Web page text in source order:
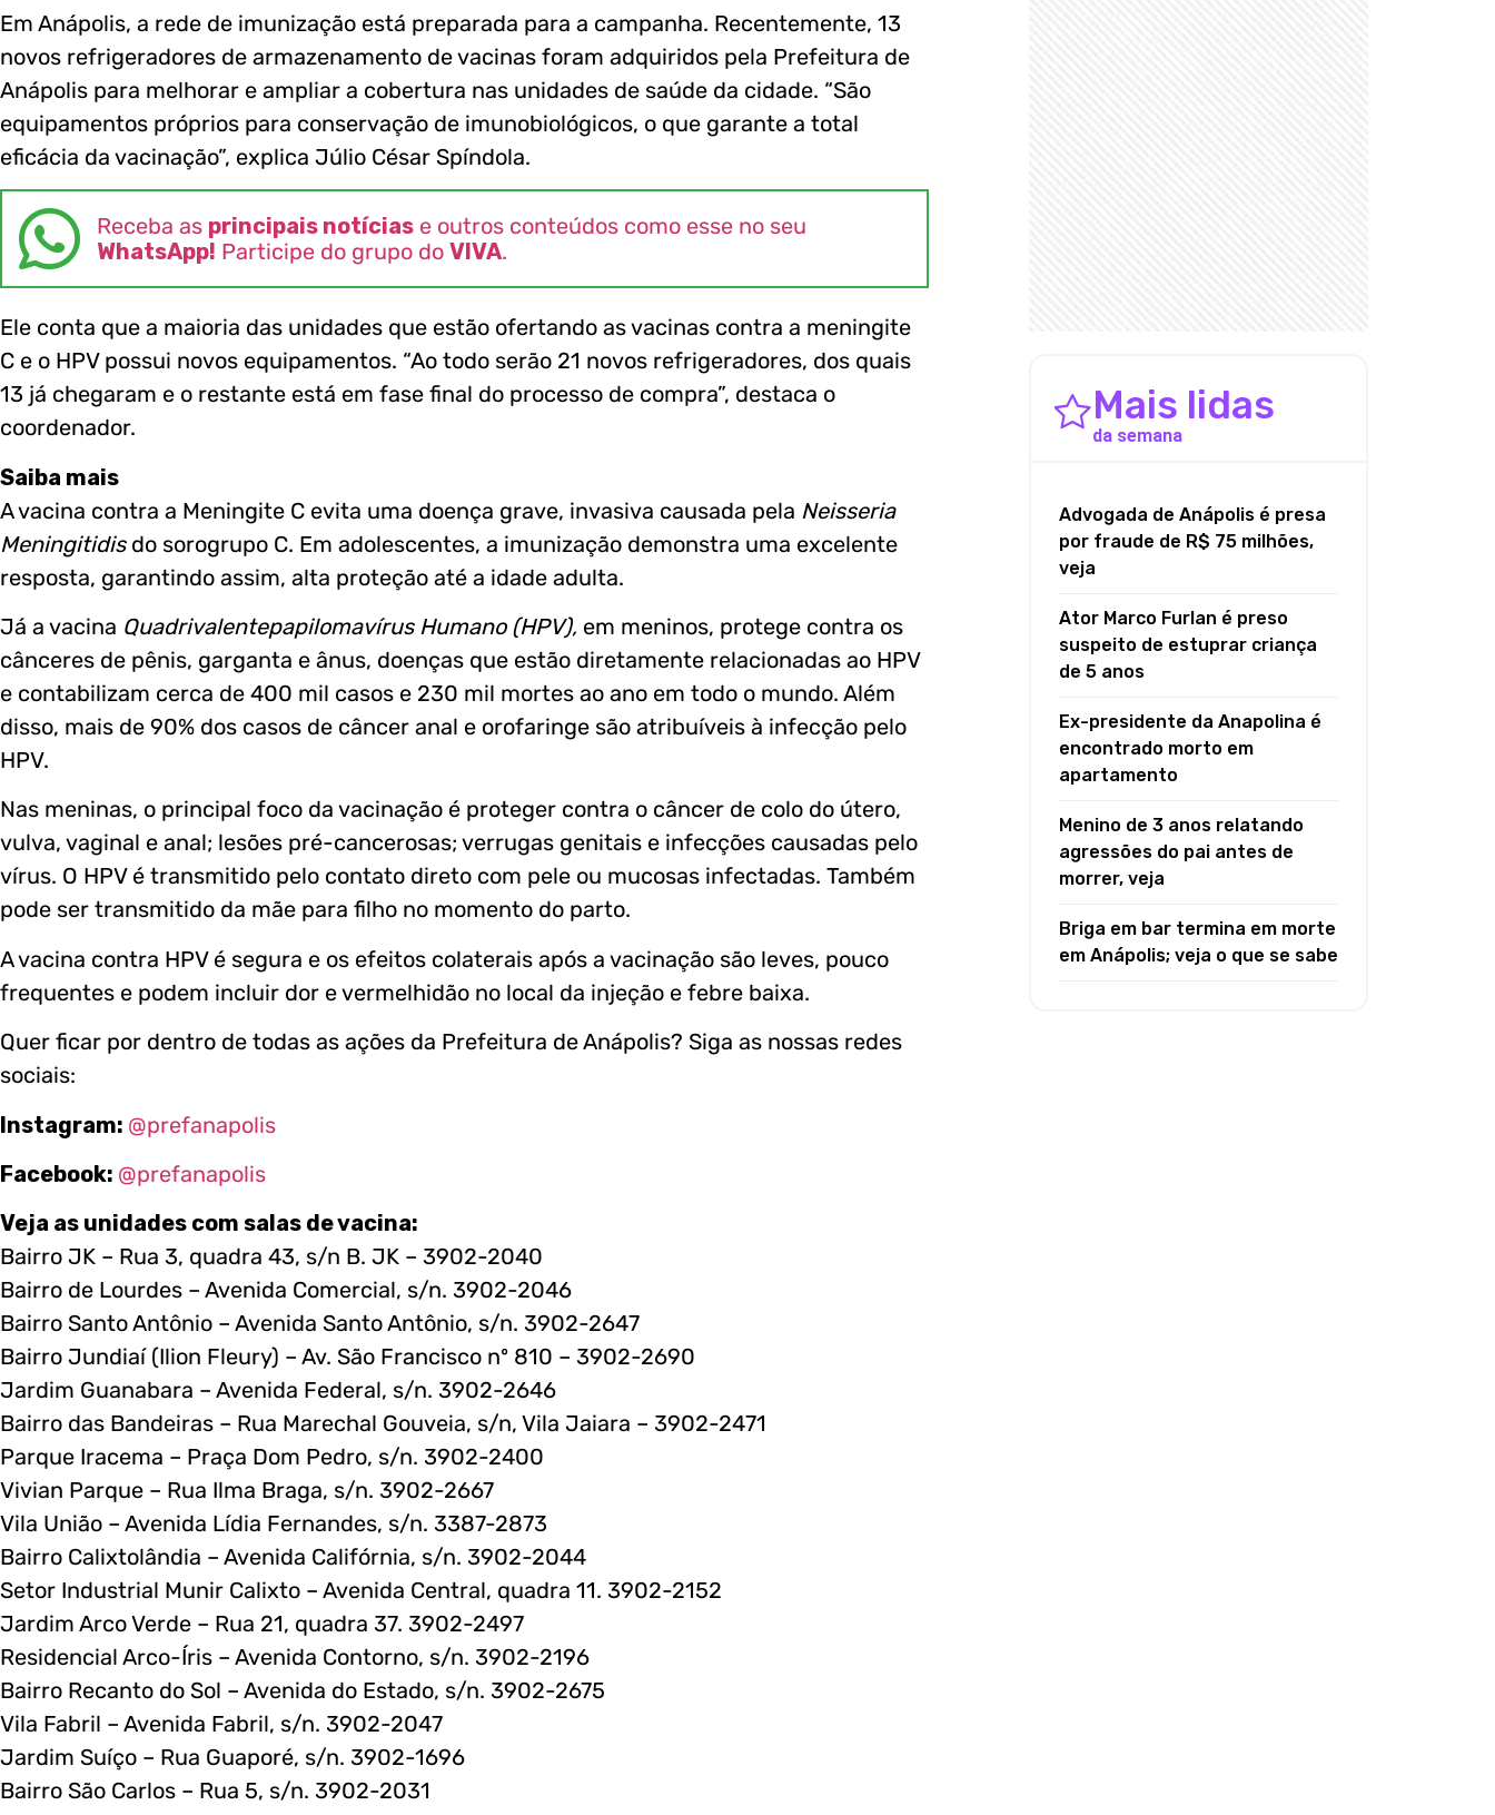
Em Anápolis, a rede de imunização está preparada para a campanha. Recentemente, 13
novos refrigeradores de armazenamento de vacinas foram adquiridos pela Prefeitura de
Anápolis para melhorar e ampliar a cobertura nas unidades de saúde da cidade. “São
equipamentos próprios para conservação de imunobiológicos, o que garante a total
eficácia da vacinação”, explica Júlio César Spíndola.
Receba as principais notícias e outros conteúdos como esse no seu
WhatsApp! Participe do grupo do VIVA.
Ele conta que a maioria das unidades que estão ofertando as vacinas contra a meningite
C e o HPV possui novos equipamentos. “Ao todo serão 21 novos refrigeradores, dos quais
13 já chegaram e o restante está em fase final do processo de compra”, destaca o
coordenador.
Saiba mais
A vacina contra a Meningite C evita uma doença grave, invasiva causada pela Neisseria
Meningitidisdo sorogrupo C. Em adolescentes, a imunização demonstra uma excelente
resposta, garantindo assim, alta proteção até a idade adulta.
Já a vacina Quadrivalentepapilomavírus Humano (HPV), em meninos, protege contra os
cânceres de pênis, garganta e ânus, doenças que estão diretamente relacionadas ao HPV
e contabilizam cerca de 400 mil casos e 230 mil mortes ao ano em todo o mundo. Além
disso, mais de 90% dos casos de câncer anal e orofaringe são atribuíveis à infecção pelo
HPV.
Nas meninas, o principal foco da vacinação é proteger contra o câncer de colo do útero,
vulva, vaginal e anal; lesões pré-cancerosas; verrugas genitais e infecções causadas pelo
vírus. O HPV é transmitido pelo contato direto com pele ou mucosas infectadas. Também
pode ser transmitido da mãe para filho no momento do parto.
A vacina contra HPV é segura e os efeitos colaterais após a vacinação são leves, pouco
frequentes e podem incluir dor e vermelhidão no local da injeção e febre baixa.
Quer ficar por dentro de todas as ações da Prefeitura de Anápolis? Siga as nossas redes
sociais:
Instagram: @prefanapolis
Facebook: @prefanapolis
Veja as unidades com salas de vacina:
Bairro JK – Rua 3, quadra 43, s/n B. JK – 3902-2040
Bairro de Lourdes – Avenida Comercial, s/n. 3902-2046
Bairro Santo Antônio – Avenida Santo Antônio, s/n. 3902-2647
Bairro Jundiaí (Ilion Fleury) – Av. São Francisco nº 810 – 3902-2690
Jardim Guanabara – Avenida Federal, s/n. 3902-2646
Bairro das Bandeiras – Rua Marechal Gouveia, s/n, Vila Jaiara – 3902-2471
Parque Iracema – Praça Dom Pedro, s/n. 3902-2400
Vivian Parque – Rua Ilma Braga, s/n. 3902-2667
Vila União – Avenida Lídia Fernandes, s/n. 3387-2873
Bairro Calixtolândia – Avenida Califórnia, s/n. 3902-2044
Setor Industrial Munir Calixto – Avenida Central, quadra 11. 3902-2152
Jardim Arco Verde – Rua 21, quadra 37. 3902-2497
Residencial Arco-Íris – Avenida Contorno, s/n. 3902-2196
Bairro Recanto do Sol – Avenida do Estado, s/n. 3902-2675
Vila Fabril – Avenida Fabril, s/n. 3902-2047
Jardim Suíço – Rua Guaporé, s/n. 3902-1696
Bairro São Carlos – Rua 5, s/n. 3902-2031
Mais lidas
da semana
Advogada de Anápolis é presa
por fraude de R$ 75 milhões,
veja
Ator Marco Furlan é preso
suspeito de estuprar criança
de 5 anos
Ex-presidente da Anapolina é
encontrado morto em
apartamento
Menino de 3 anos relatando
agressões do pai antes de
morrer, veja
Briga em bar termina em morte
em Anápolis; veja o que se sabe